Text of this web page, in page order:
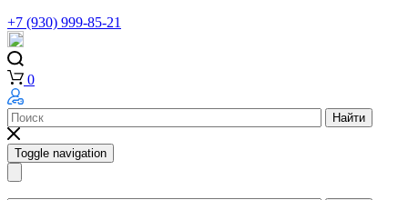
+7 (930) 999-85-21
0
Найти
Toggle navigation